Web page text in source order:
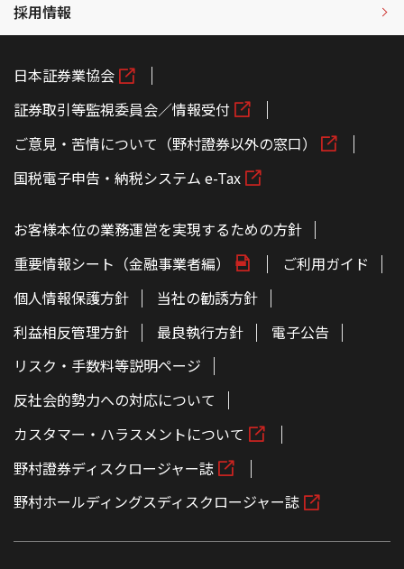
採用情報
日本証券業協会
証券取引等監視委員会／情報受付
ご意見・苦情について（野村證券以外の窓口）
国税電子申告・納税システム e-Tax
お客様本位の業務運営を実現するための方針
重要情報シート（金融事業者編）
ご利用ガイド
個人情報保護方針
当社の勧誘方針
利益相反管理方針
最良執行方針
電子公告
リスク・手数料等説明ページ
反社会的勢力への対応について
カスタマー・ハラスメントについて
野村證券ディスクロージャー誌
野村ホールディングスディスクロージャー誌